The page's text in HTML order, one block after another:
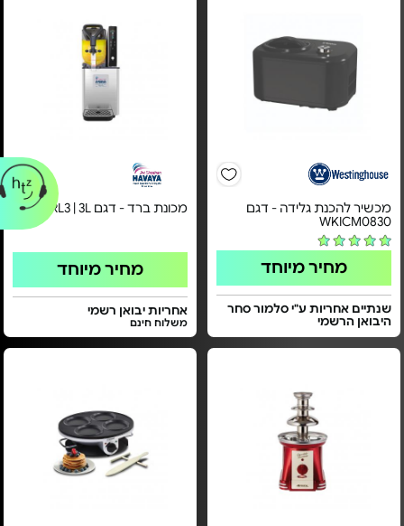
מכשיר להכנת גלידה - דגם
WKICM0830
מחיר מיוחד
שנתיים אחריות ע"י סלמור סחר
היבואן הרשמי
מכונת ברד - דגם RL3 | 3L
מחיר מיוחד
אחריות יבואן רשמי
משלוח חינם